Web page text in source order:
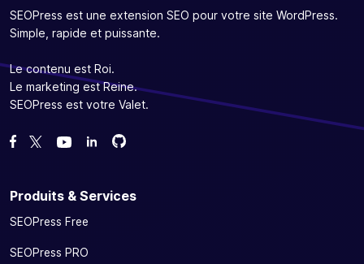
SEOPress est une extension SEO pour votre site WordPress.
Simple, rapide et puissante.
Le contenu est Roi.
Le marketing est Reine.
SEOPress est votre Valet.
Likez notre page Facebook
Suivez-nous sur Twitter
Nous voir sur YouTube
Forcez-nous sur GitHub
Forcez-nous sur GitHub
Produits & Services
SEOPress Free
SEOPress PRO